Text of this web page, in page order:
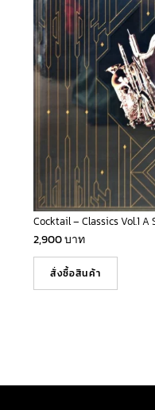
Cocktail – Classics Vol.1
2,900บาท
สั่งซื้อสินค้า